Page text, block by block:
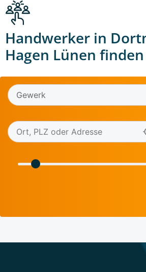
Handwerker in
Hagen Lünen finden